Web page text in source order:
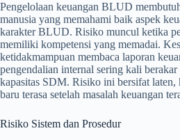
Pengelolaan keuangan BLUD
manusia yang memahami baik aspek
karakter BLUD. Risiko muncul ketika
memiliki kompetensi yang memadai.
ketidakmampuan membaca laporan
pengendalian internal sering kali berakar
kapasitas SDM. Risiko ini bersifat laten,
baru terasa setelah masalah keuangan
Risiko Sistem dan Prosedur